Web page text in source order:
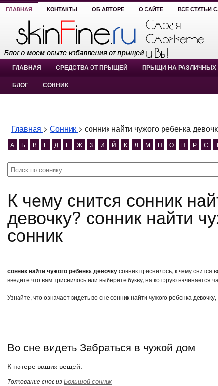
ГЛАВНАЯ КОНТАКТЫ ОБ АВТОРЕ О САЙТЕ ВСЕ СТАТЬИ
ГЛАВНАЯ СРЕДСТВА ОТ ПРЫЩЕЙ ПРЫЩИ НА РАЗЛИЧНЫХ
БЛОГ СОННИК
Главная > Сонник > сонник найти чужого ребенка
А Б В Г Д Е Ж З И Й К Л М Н О П Р С
К чему снится сонник найти чужого ребенка
девочку? сонник найти
сонник
сонник найти чужого ребенка девочкусонник приснилось, к чему снится
введите что вам приснилось или выберите букву, на которую начинается
Узнайте, что означает видеть во сне сонник найти чужого ребенка
Во сне видеть Забраться в чужой дом
К потере ваших вещей.
Толкование снов изБольшой сонник